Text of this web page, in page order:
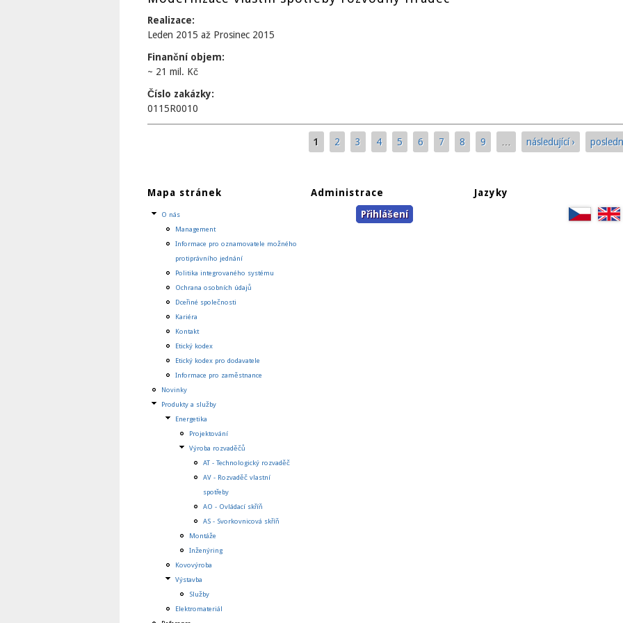
Realizace:
Leden 2015 až Prosinec 2015
Finanční objem:
~ 21 mil. Kč
Číslo zakázky:
0115R0010
1 2 3 4 5 6 7 8 9 … následující ›
Mapa stránek
O nás
Management
Informace pro oznamovatele možného
protiprávního jednání
Politika integrovaného systému
Ochrana osobních údajů
Dceřiné společnosti
Kariéra
Kontakt
Etický kodex
Etický kodex pro dodavatele
Informace pro zaměstnance
Novinky
Produkty a služby
Energetika
Projektování
Výroba rozvaděčů
AT - Technologický rozvaděč
AV - Rozvaděč vlastní
spotřeby
AO - Ovládací skříň
AS - Svorkovnicová skříň
Montáže
Inženýring
Kovovýroba
Výstavba
Služby
Elektromateriál
Administrace
Přihlášení
Jazyky